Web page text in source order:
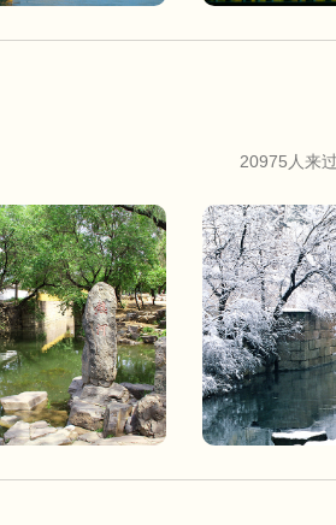
20975人来过